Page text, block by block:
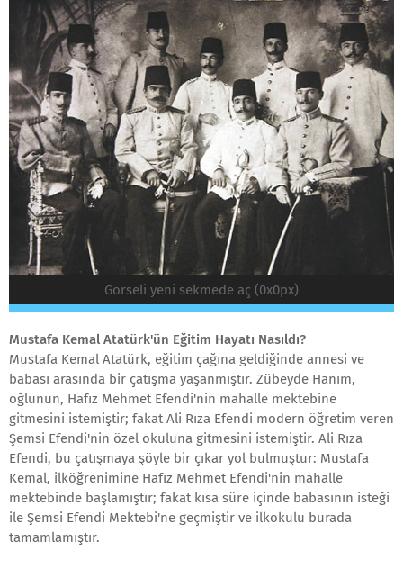
Görseli yeni sekmede aç (0x0px)
Mustafa Kemal Atatürk'ün Eğitim Hayatı Nasıldı?
Mustafa Kemal Atatürk, eğitim çağına geldiğinde annesi ve
babası arasında bir çatışma yaşanmıştır. Zübeyde Hanım,
oğlunun, Hafız Mehmet Efendi'nin mahalle mektebine
gitmesini istemiştir; fakat Ali Rıza Efendi modern öğretim veren
Şemsi Efendi'nin özel okuluna gitmesini istemiştir. Ali Rıza
Efendi, bu çatışmaya şöyle bir çıkar yol bulmuştur: Mustafa
Kemal, ilköğrenimine Hafız Mehmet Efendi'nin mahalle
mektebinde başlamıştır; fakat kısa süre içinde babasının isteği
ile Şemsi Efendi Mektebi'ne geçmiştir ve ilkokulu burada
tamamlamıştır.